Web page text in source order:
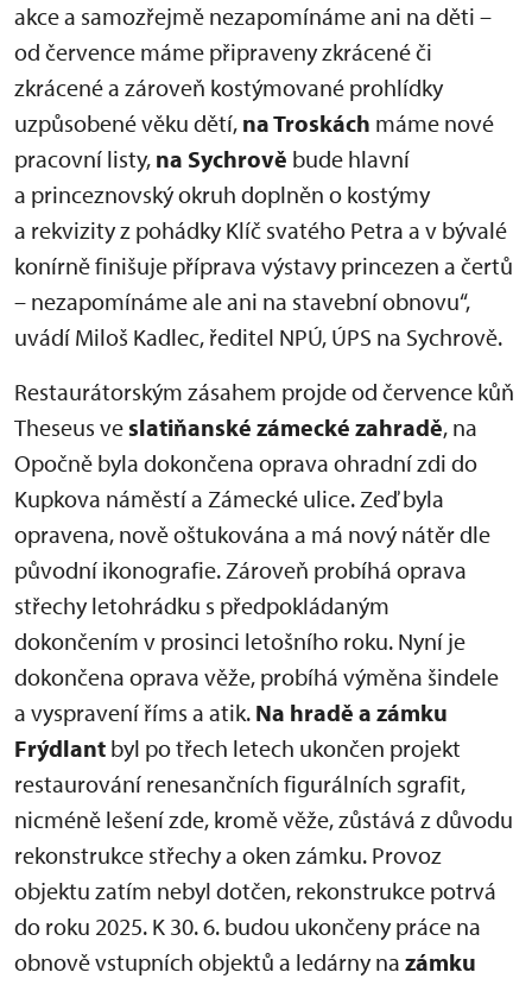
akce a samozřejmě nezapomínáme ani na děti –
od července máme připraveny zkrácené či
zkrácené a zároveň kostýmované prohlídky
uzpůsobené věku dětí, na Troskách máme nové
pracovní listy, na Sychrově bude hlavní
a princeznovský okruh doplněn o kostýmy
a rekvizity z pohádky Klíč svatého Petra a v bývalé
konírně finišuje příprava výstavy princezen a čertů
– nezapomínáme ale ani na stavební obnovu“,
uvádí Miloš Kadlec, ředitel NPÚ, ÚPS na Sychrově.
Restaurátorským zásahem projde od července kůň
Theseus veslatiňanské zámecké zahradě, na
Opočně byla dokončena oprava ohradní zdi do
Kupkova náměstí a Zámecké ulice. Zeď byla
opravena, nově oštukována a má nový nátěr dle
původní ikonografie. Zároveň probíhá oprava
střechy letohrádku s předpokládaným
dokončením v prosinci letošního roku. Nyní je
dokončena oprava věže, probíhá výměna šindele
a vyspravení říms a atik. Na hradě a zámku
Frýdlant byl po třech letech ukončen projekt
restaurování renesančních figurálních sgrafit,
nicméně lešení zde, kromě věže, zůstává z důvodu
rekonstrukce střechy a oken zámku. Provoz
objektu zatím nebyl dotčen, rekonstrukce potrvá
do roku 2025. K 30. 6. budou ukončeny práce na
obnově vstupních objektů a ledárny na zámku